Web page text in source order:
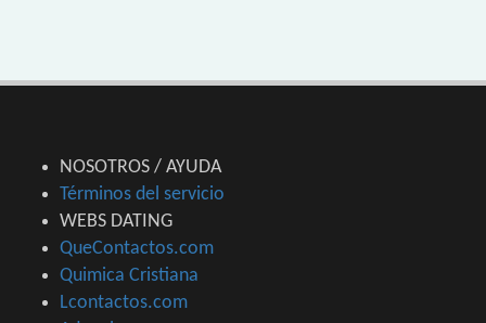
NOSOTROS / AYUDA
Términos del servicio
WEBS DATING
QueContactos.com
Quimica Cristiana
Lcontactos.com